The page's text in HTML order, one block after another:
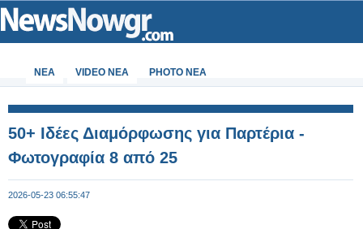
ΝΕΑ VIDEO NEA PHOTO NEA
50+ Ιδέες Διαμόρφωσης για Παρτέρια -
Φωτογραφία 8 από 25
2026-05-23 06:55:47